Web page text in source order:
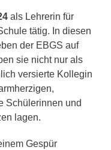
als Lehrerin für
tätig. In diesen
der EBGS auf
sie nicht nur als
versierte Kollegin
Schülerinnen und
lagen.
Gespür